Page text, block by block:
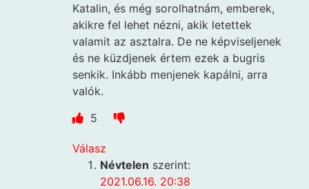
Katalin, és még sorolhatnám, emberek,
akikre fel lehet nézni, akik letettek
valamit az asztalra. De ne képviseljenek
és ne küzdjenek értem ezek a bugris
senkik. Inkább menjenek kapálni, arra
valók.
5
Válasz
Névtelen szerint:
2021.06.16. 20:38